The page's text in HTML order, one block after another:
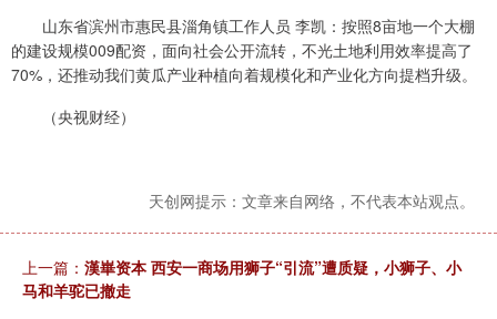
山东省滨州市惠民县淄角镇工作人员 李凯：按照8亩地一个大棚
的建设规模009配资，面向社会公开流转，不光土地利用效率提高了
70%，还推动我们黄瓜产业种植向着规模化和产业化方向提档升级。
（央视财经）
天创网提示：文章来自网络，不代表本站观点。
上一篇： 漢崋资本 西安一商场用狮子“引流”遭质疑，小狮子、小
马和羊驼已撤走